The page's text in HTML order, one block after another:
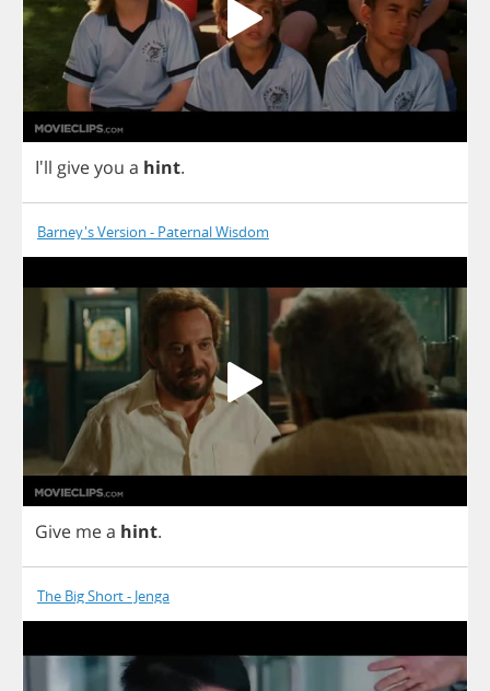
I'll giveyou a hint.
Barney's Version - Paternal Wisdom
Give mea hint.
The Big Short - Jenga